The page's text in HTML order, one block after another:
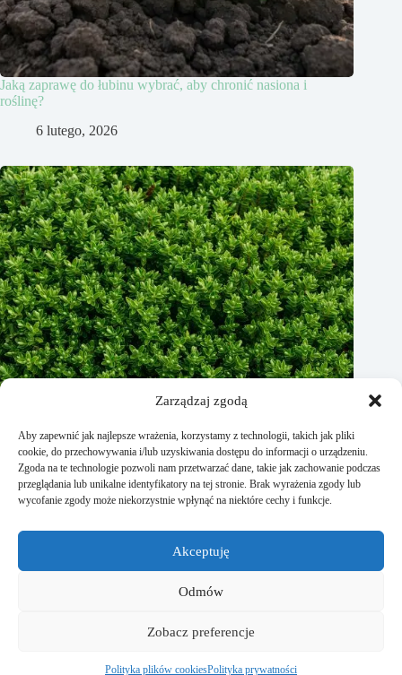
Zarządzaj zgodą
Aby zapewnić jak najlepsze wrażenia, korzystamy z technologii, takich jak pliki
cookie, do przechowywania i/lub uzyskiwania dostępu do informacji o urządzeniu.
Zgoda na te technologie pozwoli nam przetwarzać dane, takie jak zachowanie podczas
przeglądania lub unikalne identyfikatory na tej stronie. Brak wyrażenia zgody lub
wycofanie zgody może niekorzystnie wpłynąć na niektóre cechy i funkcje.
Akceptuję
Odmów
Zobacz preferencje
Polityka plików cookiesPolityka prywatności
Jaką zaprawę do łubinu wybrać, aby chronić nasiona i
roślinę?
6 lutego, 2026
lubią kreować otaczającą ich przestrzeń na własnych
czy remontach.